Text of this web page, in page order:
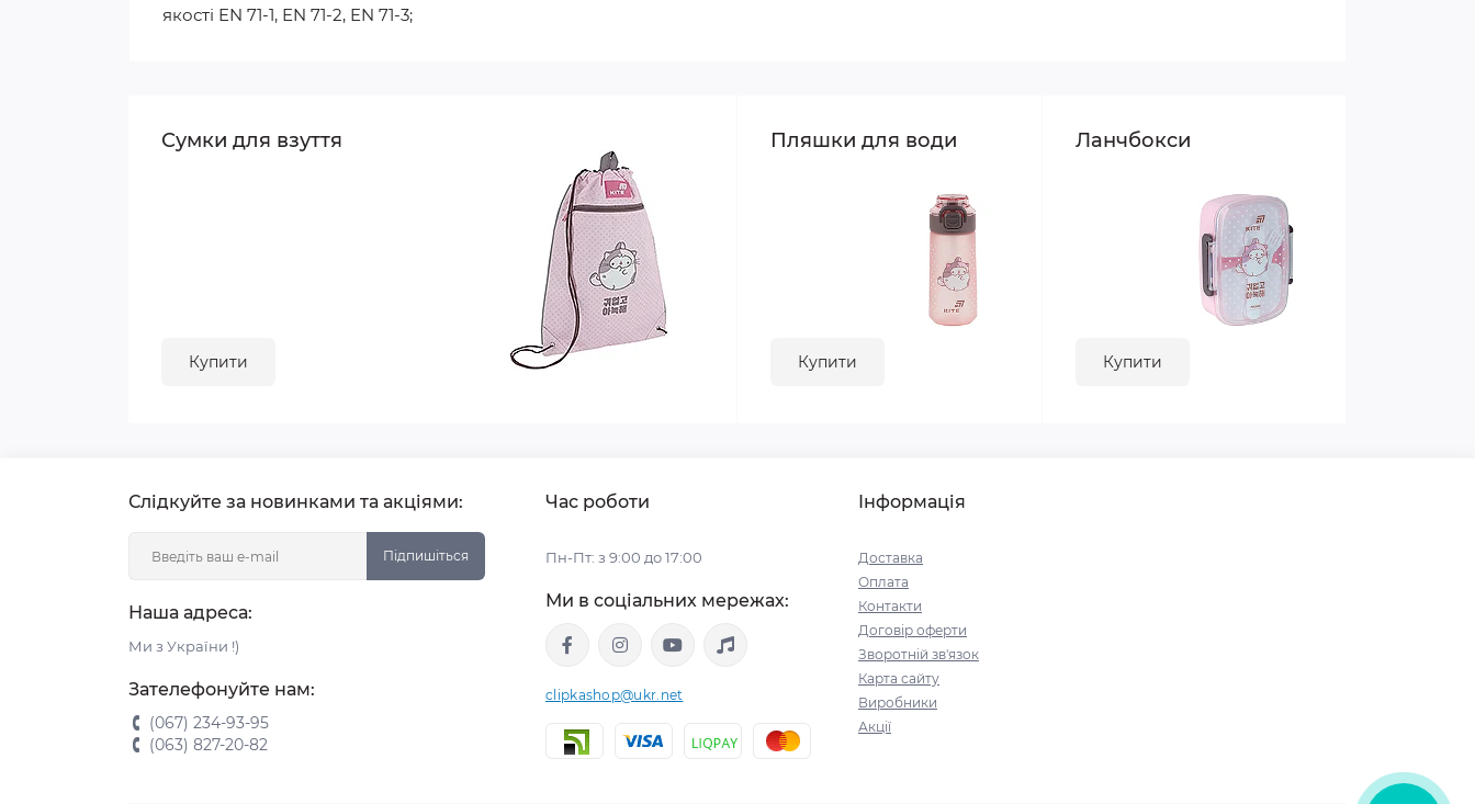
якості EN 71-1, EN 71-2, EN 71-3;
Сумки для взуття
Купити
Пляшки для води
Купити
Ланчбокси
Купити
Слідкуйте за новинками та акціями:
Підпишіться
Наша адреса:
Ми з України !)
Зателефонуйте нам:
(067) 234-93-95
(063) 827-20-82
Час роботи
Пн-Пт: з 9:00 до 17:00
Ми в соціальних мережах:
clipkashop@ukr.net
Інформація
Доставка
Оплата
Контакти
Договір оферти
Зворотній зв'язок
Карта сайту
Виробники
Акції